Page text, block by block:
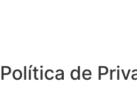
Política de